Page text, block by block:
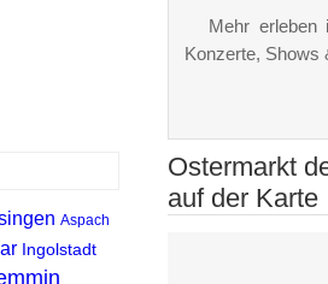
Mehr erleben
Konzerte, Shows
Ostermarkt
auf der Karte
Aspach
Ingolstadt